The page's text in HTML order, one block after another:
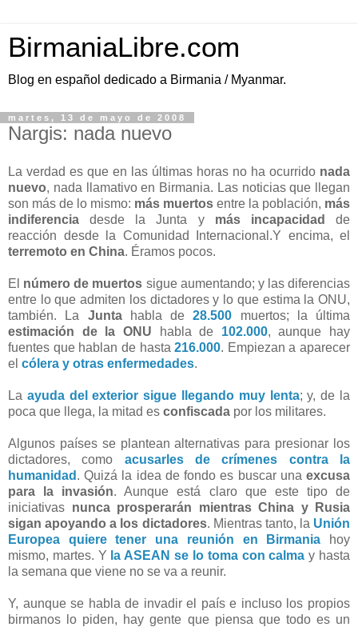
BirmaniaLibre.com
Blog en español dedicado a Birmania / Myanmar.
martes, 13 de mayo de 2008
Nargis: nada nuevo
La verdad es que en las últimas horas no ha ocurrido nada
nuevo, nada llamativo en Birmania. Las noticias que llegan
son más de lo mismo: más muertos entre la población, más
indiferencia desde la Junta y más incapacidad
de
reacción desde la Comunidad Internacional.Y encima, el
terremoto en China. Éramos pocos.
El número de muertos sigue aumentando; y las diferencias
entre lo que admiten los dictadores y lo que estima la ONU,
también. La Juntahabla de28.500 muertos; la última
estimación de la ONU habla de 102.000, aunque hay
fuentes que hablan de hasta216.000. Empiezan a aparecer
el cólera y otras enfermedades.
La ayuda del exterior sigue llegando muy lenta; y, de la
poca que llega, la mitad es confiscada por los militares.
Algunos países se plantean alternativas para presionar los
dictadores, como acusarles de crímenes contra la
humanidad . Quizá la idea de fondo es buscar una excusa
para la invasión. Aunque está claro que este tipo de
iniciativas nunca prosperarán mientras China y Rusia
sigan apoyando a los dictadores. Mientras tanto, la Unión
Europea quiere tener una reunión en Birmania hoy
mismo, martes. Y la ASEAN se lo toma con calma y hasta
la semana que viene no se va a reunir.
Y, aunque se habla de invadir el país e incluso los propios
birmanos lo piden, hay gente que piensa que todo es un